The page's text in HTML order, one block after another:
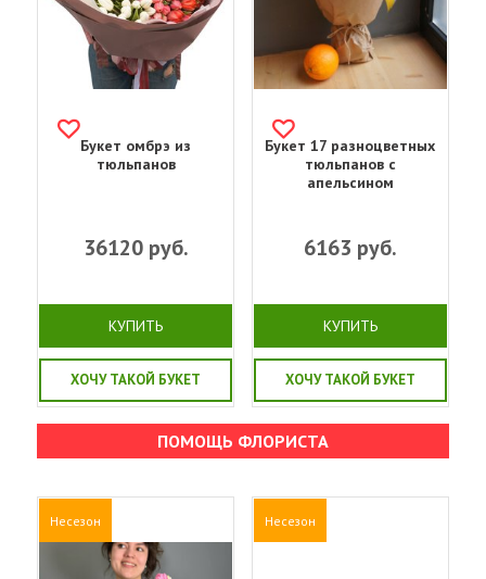
Букет омбрэ из
тюльпанов
36120руб.
КУПИТЬ
ХОЧУ ТАКОЙ БУКЕТ
Букет 17 разноцветных
тюльпанов с
апельсином
6163 руб.
КУПИТЬ
ХОЧУ ТАКОЙ БУКЕТ
ПОМОЩЬ ФЛОРИСТА
Несезон Несезон